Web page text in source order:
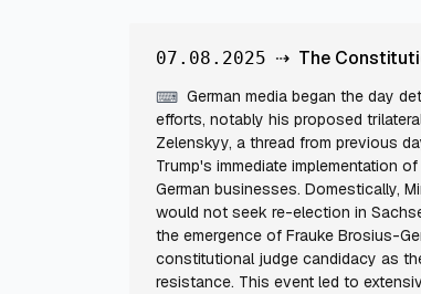
07.08.2025 ⇢ The
⌨ German media began the day
efforts, notably his proposed
Zelenskyy, a thread from previous
Trump's immediate implementation
German businesses. Domestically,
would not seek re-election in
the emergence of Frauke Brosius-
constitutional judge candidacy as
resistance. This event led to